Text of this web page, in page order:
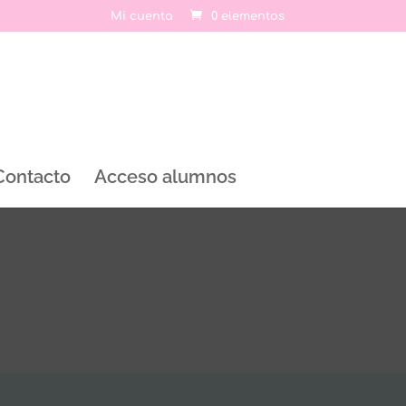
Mi cuenta 0 elementos
Acceso alumnos